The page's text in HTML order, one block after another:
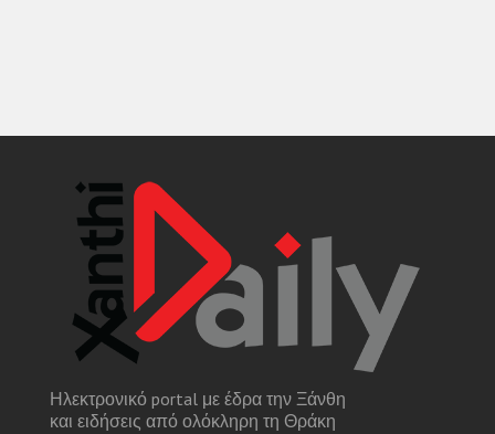
Ηλεκτρονικό portal με έδρα την Ξάνθη
και ειδήσεις από ολόκληρη τη Θράκη